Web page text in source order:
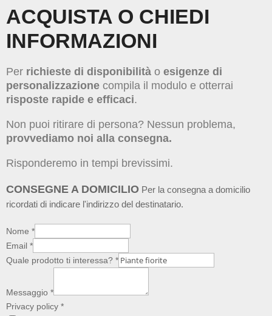
ACQUISTA O CHIEDI
INFORMAZIONI
Per richieste di disponibilità o esigenze di
personalizzazione compila il modulo e otterrai
risposte rapide e efficaci.
Non puoi ritirare di persona? Nessun problema,
provvediamo noi alla consegna.
Risponderemo in tempi brevissimi.
CONSEGNE A DOMICILIO Per la consegna a domicilio
ricordati di indicare l'indirizzo del destinatario.
Nome *
Email *
Quale prodotto ti interessa? *
Messaggio *
Privacy policy *